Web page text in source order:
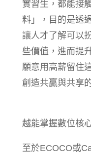
實習生，都能接
料」，目的是透
讓人才了解可以
些價值，進而提
願意用高薪留住
創造共贏與共享
越能掌握數位核
至於ECOCO或